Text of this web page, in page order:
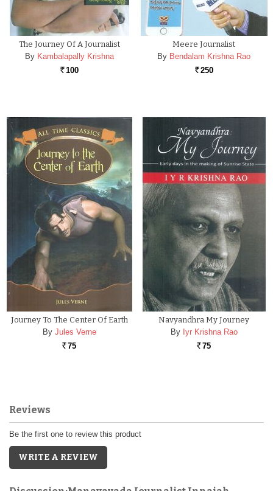
The Journey Of A Journalist
By Kambalapally Krishna
Rs. 100
Meere Journalist
By Bendalam Krishna Rao
Rs. 250
Journey To The Center Of Earth
By Jules Verne
Rs. 75
Navyandhra My Journey
By Iyr Krishna Rao
Rs. 75
Reviews
Be the first one to review this product
WRITE A REVIEW